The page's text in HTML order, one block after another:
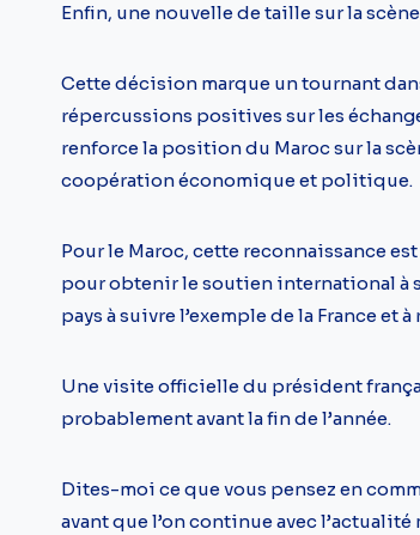
Enfin, une nouvelle de taille sur la
Cette décision marque un tournant
répercussions positives sur les
renforce la position du Maroc sur la
coopération économique et politique.
Pour le Maroc, cette reconnaissance
pour obtenir le soutien international à
pays à suivre l’exemple de la France et
Une visite officielle du président
probablement avant la fin de l’année.
Dites-moi ce que vous pensez en
avant que l’on continue avec l’actualité